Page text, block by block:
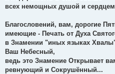
всех немощных душой и
Благословений, вам, дорогие
имеющие - Печать от Духа
в Знамении "иных языках
Ваш Небесный,
ведь это Знамение Открывает
ревнующий и Сокрушённый...